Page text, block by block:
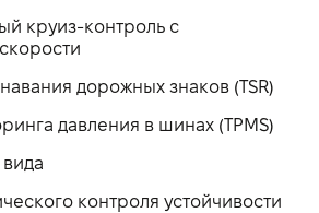
круиз-контроль с
дорожных знаков (TSR)
давления в шинах (TPMS)
контроля устойчивости